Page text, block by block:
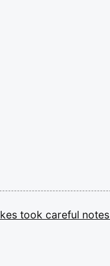
took careful notes